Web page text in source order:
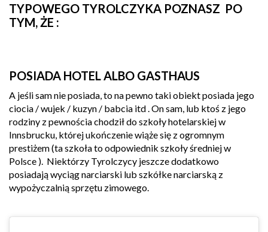
TYPOWEGO TYROLCZYKA POZNASZ PO
TYM, ŻE :
POSIADA HOTEL ALBO GASTHAUS
A jeśli sam nie posiada, to na pewno taki obiekt posiada jego
ciocia / wujek / kuzyn / babcia itd . On sam, lub ktoś z jego
rodziny z pewnościa chodził do szkoły hotelarskiej w
Innsbrucku, której ukończenie wiąże się z ogromnym
prestiżem (ta szkoła to odpowiednik szkoły średniej w
Polsce ). Niektórzy Tyrolczycy jeszcze dodatkowo
posiadają wyciąg narciarski lub szkółke narciarską z
wypożyczalnią sprzętu zimowego.